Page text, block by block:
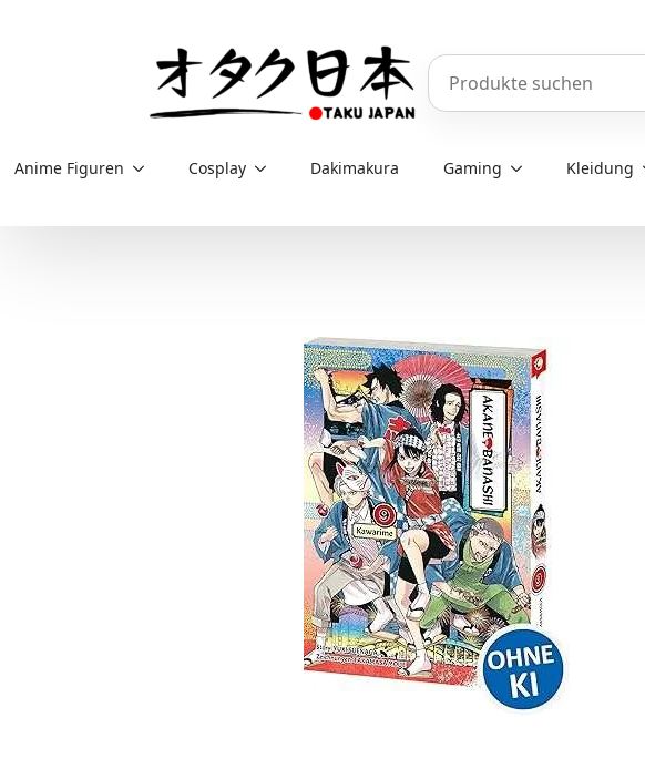
Produkte durchsuchen
Anime Figuren Cosplay Dakimakura Gaming Kleidung